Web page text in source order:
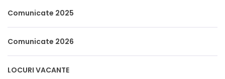
Comunicate 2025
Comunicate 2026
LOCURI VACANTE